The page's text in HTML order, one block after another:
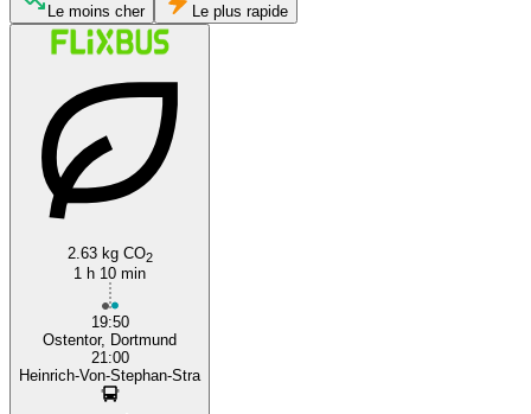
Le moins cher Le plus rapide
2.63 kg CO2
1 h 10 min
19:50
Ostentor, Dortmund
21:00
Heinrich-Von-Stephan-Stra